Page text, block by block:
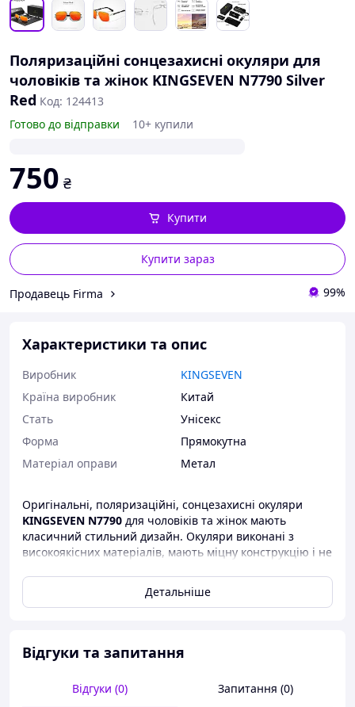
Поляризаційні сонцезахисні окуляри для
чоловіків та жінок KINGSEVEN N7790 Silver
Red Код: 124413
Готово до відправки
10+ купили
750 ₴
Купити зараз
Купити
Продавець Firma 99%
Характеристики та опис
Виробник
KINGSEVEN
Країна виробник
Китай
Стать
Унісекс
Форма
Прямокутна
Матеріал оправи
Метал
Оригінальні, поляризаційні, сонцезахисні окуляри
KINGSEVEN N7790 для чоловіків та жінок мають
класичний стильний дизайн. Окуляри виконані з
високоякісних матеріалів, мають міцну конструкцію і не
виготовлені з пружного металевого сплаву з
високоглянцевим захисним покриттям. Лінзи зі 100%
порівнянні з популярними звичайними
полікарбонатними лінзами, істотно легші та мають
(стійкі до подряпин і ударів). Ці лінзи забезпечують
Детальніше
Відгуки та запитання
Відгуки (0) Запитання (0)